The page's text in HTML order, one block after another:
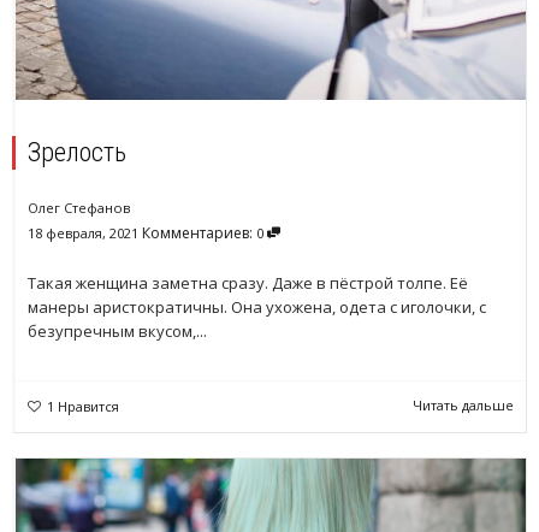
Зрелость
Олег Стефанов
18 февраля, 2021 Комментариев: 0
Такая женщина заметна сразу. Даже в пёстрой толпе. Её
манеры аристократичны. Она ухожена, одета с иголочки, с
безупречным вкусом,...
1 Нравится Читать дальше